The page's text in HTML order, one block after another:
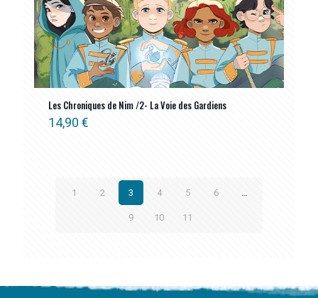
Les Chroniques de Nim /2- La Voie des Gardiens
14,90 €
1 2 3 4 5 6 …
9 10 11